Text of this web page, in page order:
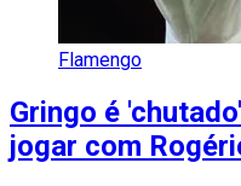
Flamengo
Gringo é
jogar com